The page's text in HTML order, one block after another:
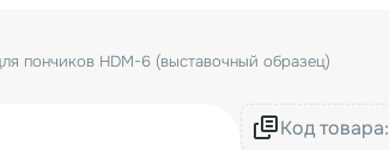
пончиков HDM-6 (выставочный образец)
Код товара: